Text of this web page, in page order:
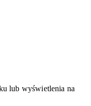
lub wyświetlenia na